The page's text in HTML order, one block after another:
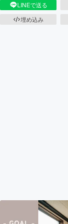
LINEで送る
埋め込み